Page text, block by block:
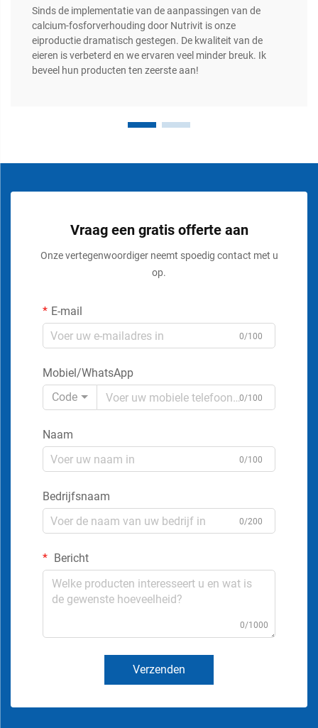
Sinds de implementatie van de aanpassingen van de
calcium-fosforverhouding door Nutrivit is onze
eiproductie dramatisch gestegen. De kwaliteit van de
eieren is verbeterd en we ervaren veel minder breuk. Ik
beveel hun producten ten zeerste aan!
Vraag een gratis offerte aan
Onze vertegenwoordiger neemt spoedig contact met u
op.
E-mail
0/100
Mobiel/WhatsApp
Code
0/100
Naam
0/100
Bedrijfsnaam
0/200
Bericht
0/1000
Verzenden